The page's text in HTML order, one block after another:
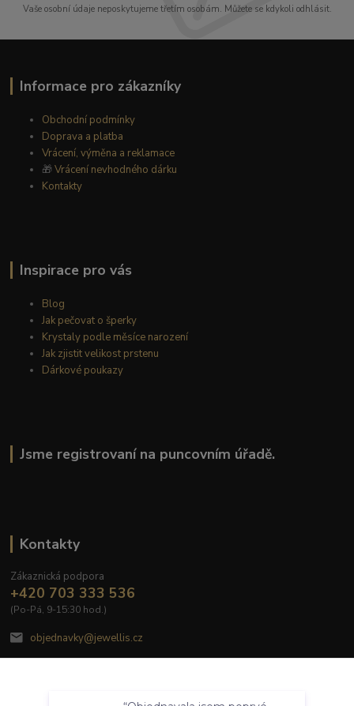
Vaše osobní údaje neposkytujeme třetím osobám. Můžete se kdykoli odhlásit.
Informace pro zákazníky
Obchodní podmínky
Doprava a platba
Vrácení, výměna a reklamace
🎁Vrácení nevhodného dárku
Kontakty
Inspirace pro vás
Blog
Jak pečovat o šperky
Krystaly podle měsíce narození
Jak zjistit velikost prstenu
Dárkové poukazy
Jsme registrovaní na puncovním úřadě.
Kontakty
Zákaznická podpora
+420 703 333 536
(Po-Pá, 9-15:30 hod.)
objednavky@jewellis.cz